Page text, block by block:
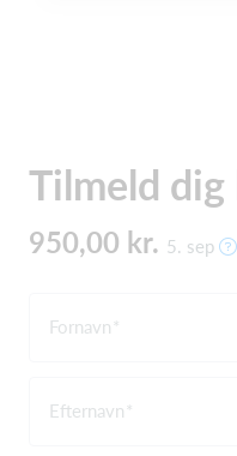
Tilmeld dig
950,00 kr. 5. sep
Fornavn
Efternavn